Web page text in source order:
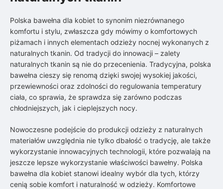
Polska bawełna dla kobiet to synonim niezrównanego
komfortu i stylu, zwłaszcza gdy mówimy o komfortowych
piżamach i innych elementach odzieży nocnej wykonanych z
naturalnych tkanin. Od tradycji do innowacji – zalety
naturalnych tkanin są nie do przecenienia. Tradycyjna, polska
bawełna cieszy się renomą dzięki swojej wysokiej jakości,
przewiewności oraz zdolności do regulowania temperatury
ciała, co sprawia, że sprawdza się zarówno podczas
chłodniejszych, jak i cieplejszych nocy.
Nowoczesne podejście do produkcji odzieży z naturalnych
materiałów uwzględnia nie tylko dbałość o tradycję, ale także
wykorzystanie innowacyjnych technologii, które pozwalają na
jeszcze lepsze wykorzystanie właściwości bawełny. Polska
bawełna dla kobiet stanowi idealny wybór dla tych, którzy
cenią sobie komfort i naturalność w odzieży. Komfortowe